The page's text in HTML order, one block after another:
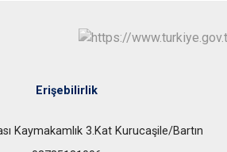
Erişebilirlik
Kaymakamlık 3.Kat Kurucaşile/Bartın